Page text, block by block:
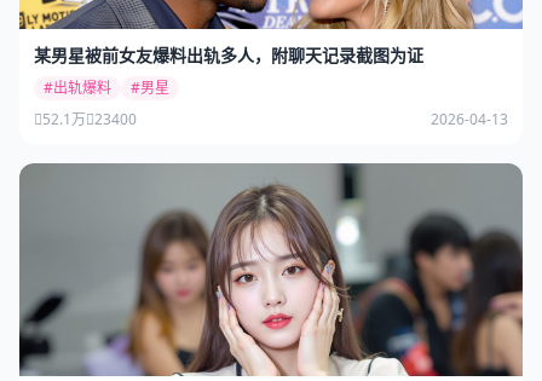
某男星被前女友爆料出轨多人，附聊天记录截图为证
#出轨爆料
#男星
52.1万 23400 2026-04-13